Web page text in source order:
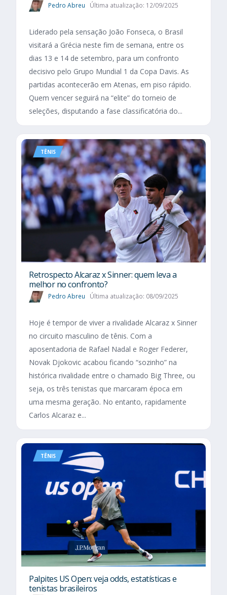
Pedro Abreu Última atualização: 12/09/2025
Liderado pela sensação João Fonseca, o Brasil
visitará a Grécia neste fim de semana, entre os
dias 13 e 14 de setembro, para um confronto
decisivo pelo Grupo Mundial 1 da Copa Davis. As
partidas acontecerão em Atenas, em piso rápido.
Quem vencer seguirá na “elite” do torneio de
seleções, disputando a fase classificatória do...
TÊNIS
Retrospecto Alcaraz x Sinner: quem leva a
melhor no confronto?
Pedro Abreu Última atualização: 08/09/2025
Hoje é tempor de viver a rivalidade Alcaraz x Sinner
no circuito masculino de tênis. Com a
aposentadoria de Rafael Nadal e Roger Federer,
Novak Djokovic acabou ficando “sozinho” na
histórica rivalidade entre o chamado Big Three, ou
seja, os três tenistas que marcaram época em
uma mesma geração. No entanto, rapidamente
Carlos Alcaraz e...
TÊNIS
Palpites US Open: veja odds, estatísticas e
tenistas brasileiros